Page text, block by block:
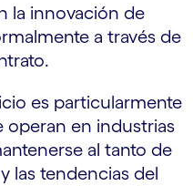
la innovación de
a través de
es particularmente
operan en industrias
al tanto de
las tendencias del